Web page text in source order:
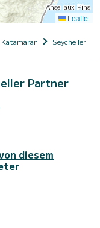
Leaflet
Seychellen
Partner
diesem